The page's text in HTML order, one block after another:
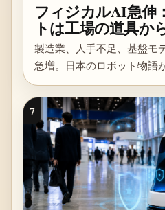
フィジカルAI急伸
トは工場の道具か
製造業、人手不足、基盤モ
急増。日本のロボット物語
7